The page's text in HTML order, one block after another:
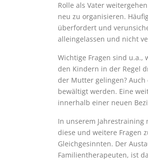
Rolle als Vater
neu zu organisieren.
überfordert und
alleingelassen und nicht
Wichtige Fragen sind u.a.,
den Kindern in der Regel
der Mutter gelingen?
bewältigt werden. Eine
innerhalb einer neuen
In unserem
diese und weitere Fragen
Gleichgesinnten. Der
Familientherapeuten, ist